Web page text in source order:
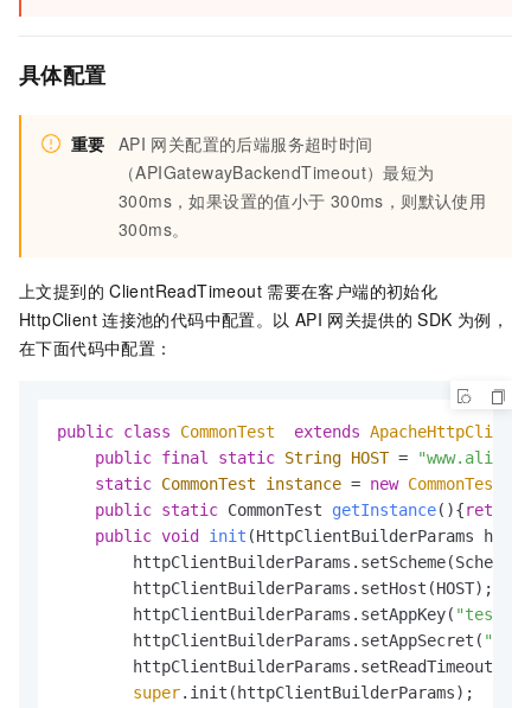
具体配置
重要 API 网关配置的后端服务超时时间
（APIGatewayBackendTimeout）最短为
300ms，如果设置的值小于 300ms，则默认使用
300ms。
上文提到的 ClientReadTimeout 需要在客户端的初始化
HttpClient 连接池的代码中配置。以 API 网关提供的 SDK 为例，
在下面代码中配置：
public class CommonTest extends ApacheHttpClient
public final static String HOST =
static CommonTest instance = new CommonTest
public static CommonTest getInstance(){return
public void init (HttpClientBuilderParams
        httpClientBuilderParams.setHost(HOST);
        httpClientBuilderParams.setAppKey(
"test"
        httpClientBuilderParams.setAppSecret(
        httpClientBuilderParams.setReadTimeout(
super.init(httpClientBuilderParams);